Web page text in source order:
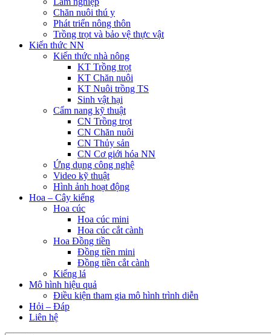
Chăn nuôi thú y
Phát triển nông thôn
Trồng trọt và bảo vệ thực vật
Kiến thức NN
Kiến thức nhà nông
KT Trồng trọt
KT Chăn nuôi
KT Nuôi trồng TS
Sinh vật hại
Cẩm nang kỹ thuật
CN Trồng trọt
CN Chăn nuôi
CN Thủy sản
CN Cơ giới hóa NN
Ứng dụng công nghệ
Video kỹ thuật
Hình ảnh hoạt động
Hoa – Cây kiểng
Hoa cúc
Hoa cúc mini
Hoa cúc cắt cành
Hoa Đồng tiền
Đồng tiền mini
Đồng tiền cắt cành
Kiểng lá
Mô hình hiệu quả
Điều kiện tham gia mô hình trình diễn
Hỏi – Đáp
Liên hệ